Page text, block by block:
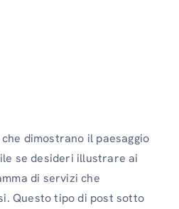
dimostrano il paesaggio
se desideri illustrare ai
di servizi che
Questo tipo di post sotto